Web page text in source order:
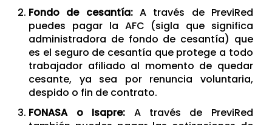
Fondo de cesantía:A través de PreviRed
puedes pagar la AFC (sigla que significa
administradora de fondo de cesantía) que
es el seguro de cesantía que protege a todo
trabajador afiliado al momento de quedar
cesante, ya sea por renuncia voluntaria,
despido o fin de contrato.
FONASA o Isapre: A través de PreviRed